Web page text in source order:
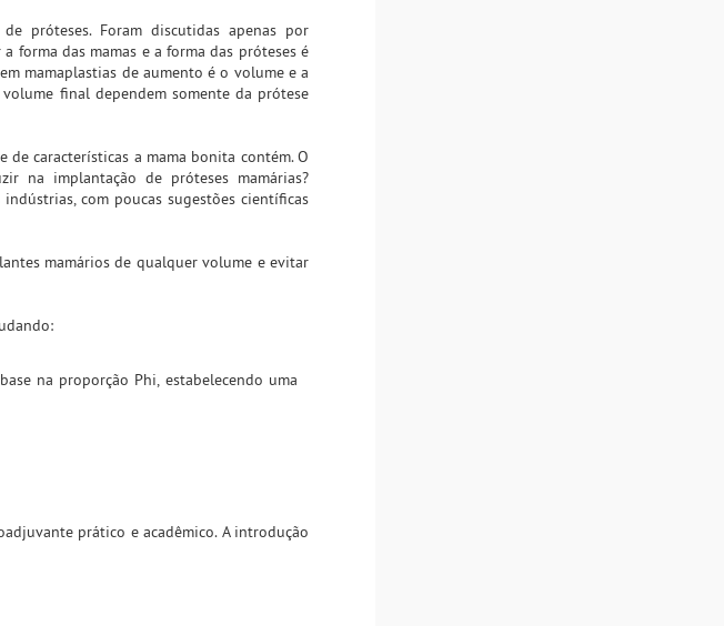
próteses. Foram discutidas apenas por
forma das mamas e a forma das próteses é
mamaplastias de aumento é o volume e a
final dependem somente da prótese
de características a mama bonita contém. O
na implantação de próteses mamárias?
com poucas sugestões científicas
mamários de qualquer volume e evitar
na proporção Phi, estabelecendo uma
prático e acadêmico. A introdução